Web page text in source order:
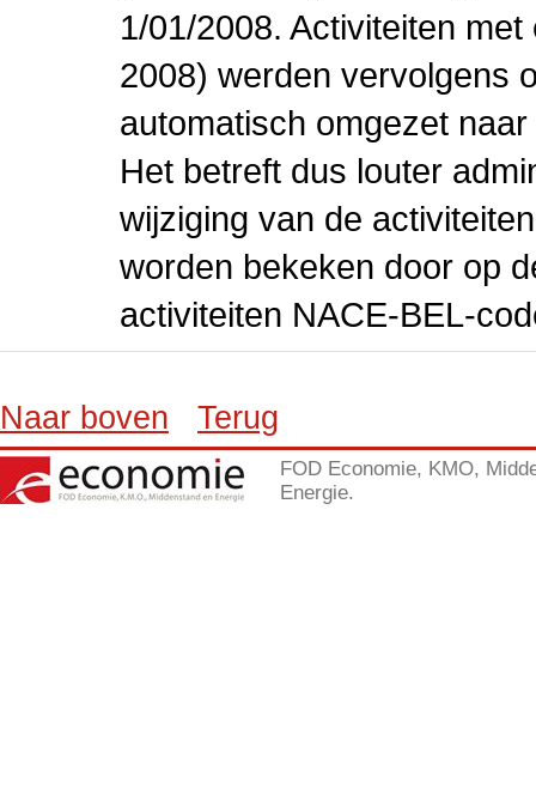
1/01/2008. Activiteiten
2008) werden vervolgens
automatisch omgezet
Het betreft dus louter
wijziging van de
worden bekeken door op
activiteiten NACE-BEL-
Naar boven Terug
FOD Economie, KMO,
Energie.